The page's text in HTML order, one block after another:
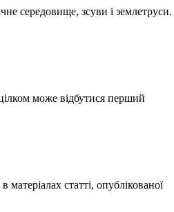
середовище, зсуви і землетруси.
може відбутися перший
статті, опублікованої